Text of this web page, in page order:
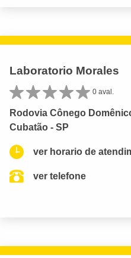
Laboratorio Morales
0 aval.
Rodovia Cônego
Cubatão - SP
ver horario de
ver telefone